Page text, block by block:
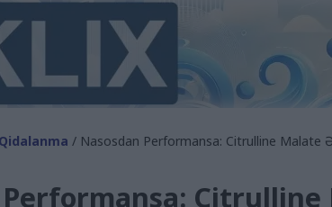
Qidalanma / Nasosdan Performansa: Citrulline Malate
Performansa: